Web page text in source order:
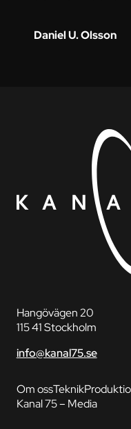
Daniel U. Olsson
Hangövägen 20
115 41 Stockholm
info@kanal75.se
Om ossTeknik
Kanal 75 – Media